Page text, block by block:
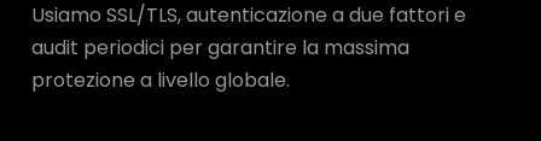
Usiamo SSL/TLS, autenticazione a due fattori e
audit periodici per garantire la massima
protezione a livello globale.